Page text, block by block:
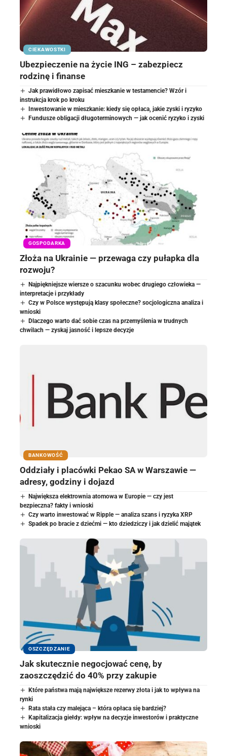
CIEKAWOSTKI
Ubezpieczenie na życie ING – zabezpiecz
rodzinę i finanse
Jak prawidłowo zapisać mieszkanie w testamencie? Wzór i
instrukcja krok po kroku
Inwestowanie w mieszkanie: kiedy się opłaca, jakie zyski i ryzyko
Fundusze obligacji długoterminowych — jak ocenić ryzyko i zyski
GOSPODARKA
Złoża na Ukrainie — przewaga czy pułapka dla
rozwoju?
Najpiękniejsze wiersze o szacunku wobec drugiego człowieka —
interpretacje i przykłady
Czy w Polsce występują klasy społeczne? socjologiczna analiza i
wnioski
Dlaczego warto dać sobie czas na przemyślenia w trudnych
chwilach — zyskaj jasność i lepsze decyzje
BANKOWOŚĆ
Oddziały i placówki Pekao SA w Warszawie —
adresy, godziny i dojazd
Największa elektrownia atomowa w Europie — czy jest
bezpieczna? fakty i wnioski
Czy warto inwestować w Ripple — analiza szans i ryzyka XRP
Spadek po bracie z dziećmi — kto dziedziczy i jak dzielić majątek
OSZCZĘDZANIE
Jak skutecznie negocjować cenę, by
zaoszczędzić do 40% przy zakupie
Które państwa mają największe rezerwy złota i jak to wpływa na
rynki
Rata stała czy malejąca – która opłaca się bardziej?
Kapitalizacja giełdy: wpływ na decyzje inwestorów i praktyczne
wnioski